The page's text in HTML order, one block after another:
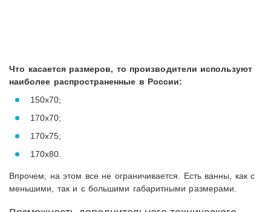
Что касается размеров, то производители используют
наиболее распространенные в России:
150х70;
170х70;
170х75;
170х80.
Впрочем, на этом все не ограничивается. Есть ванны, как с
меньшими, так и с большими габаритными размерами.